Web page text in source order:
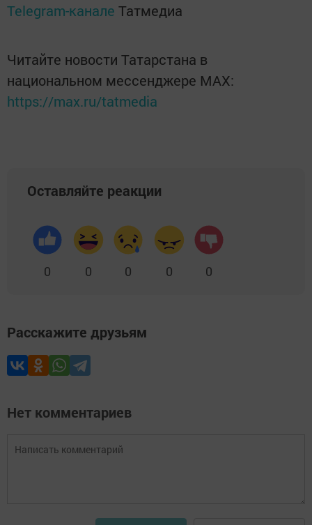
Telegram-канале Татмедиа
Читайте новости Татарстана в
национальном мессенджере MАХ:
https://max.ru/tatmedia
Оставляйте реакции
0 0 0 0 0
Расскажите друзьям
Нет комментариев